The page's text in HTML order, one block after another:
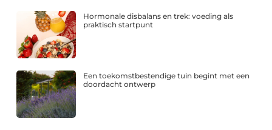
Hormonale disbalans en trek: voeding als
praktisch startpunt
Een toekomstbestendige tuin begint met een
doordacht ontwerp